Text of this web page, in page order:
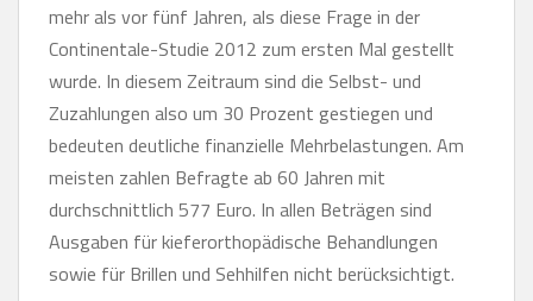
mehr als vor fünf Jahren, als diese Frage in der
Continentale-Studie 2012 zum ersten Mal gestellt
wurde. In diesem Zeitraum sind die Selbst- und
Zuzahlungen also um 30 Prozent gestiegen und
bedeuten deutliche finanzielle Mehrbelastungen. Am
meisten zahlen Befragte ab 60 Jahren mit
durchschnittlich 577 Euro. In allen Beträgen sind
Ausgaben für kieferorthopädische Behandlungen
sowie für Brillen und Sehhilfen nicht berücksichtigt.